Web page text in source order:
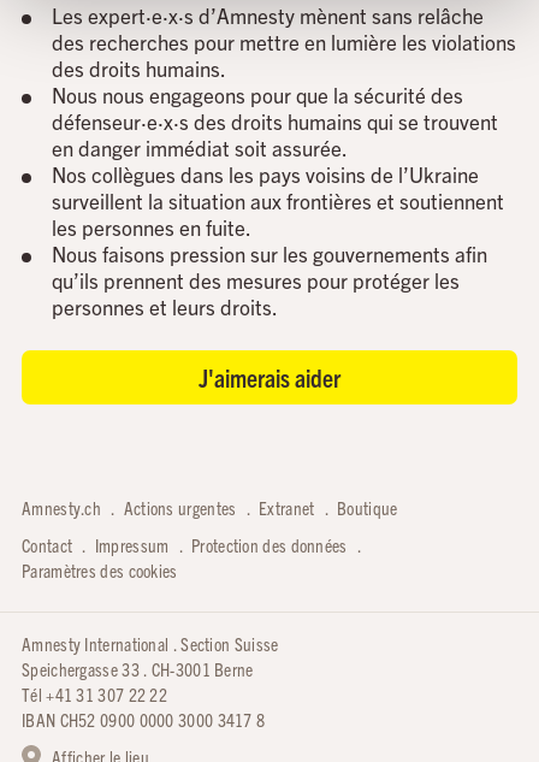
Les expert·e·x·s d’Amnesty mènent sans relâche
des recherches pour mettre en lumière les violations
des droits humains.
Nous nous engageons pour que la sécurité des
défenseur·e·x·s des droits humains qui se trouvent
en danger immédiat soit assurée.
Nos collègues dans les pays voisins de l’Ukraine
surveillent la situation aux frontières et soutiennent
les personnes en fuite.
Nous faisons pression sur les gouvernements afin
qu’ils prennent des mesures pour protéger les
personnes et leurs droits.
J'aimerais aider
Amnesty.ch Actions urgentes Extranet
Boutique
Contact
Impressum
Protection des données
Paramètres des cookies
Amnesty International . Section Suisse
Speichergasse 33 . CH-3001 Berne
Tél +41 31 307 22 22
IBAN CH52 0900 0000 3000 3417 8
Afficher le lieu